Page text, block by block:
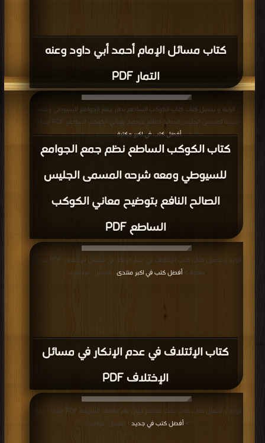
كتاب مسائل الإمام أحمد أبي داود وعنه
التمار PDF
كتاب الكوكب الساطع نظم جمع الجوامع
للسيوطي ومعه شرحه المسمى الجليس
الصالح النافع بتوضيح معاني الكوكب
الساطع PDF
قراءة و تحميل كتاب كتاب الكوكب الساطع نظم جمع الجوامع للسيوطي ومعه
شرحه المسمى الجليس الصالح النافع بتوضيح معاني الكوكب الساطع PDF مجانا |
مكتبة >أفضل كتب في اكبر مكتبة| التحميل : مرة/مرات
كتاب الإئتلاف في عدم الإنكار في مسائل
الإختلاف PDF
قراءة و تحميل كتاب كتاب الإئتلاف في عدم الإنكار في مسائل الإختلاف PDF مجانا |
مكتبة >أفضل كتب في اكبر منتدى | التحميل : مرة/مرات
قراءة و تحميل كتاب كتاب بحث مختصر حول علم مقاصد الشريعة PDF مجانا | مكتبة
>أفضل كتب في جديد | التحميل : مرة/مرات